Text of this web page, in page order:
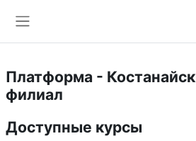
Платформа -
филиал
Доступные курсы